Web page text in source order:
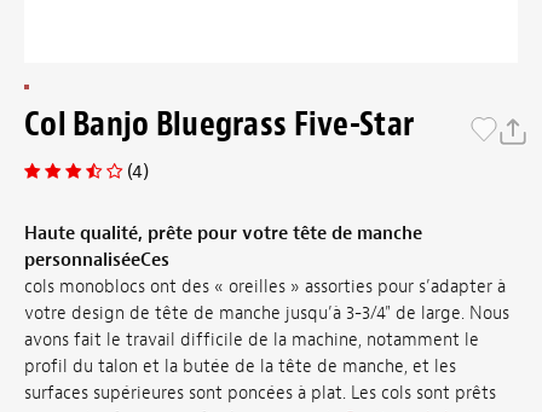
Col Banjo Bluegrass Five-Star
(4)
Haute qualité, prête pour votre tête de manche
personnaliséeCes
cols monoblocs ont des « oreilles » assorties pour s’adapter à
votre design de tête de manche jusqu’à 3-3/4" de large. Nous
avons fait le travail difficile de la machine, notamment le
profil du talon et la butée de la tête de manche, et les
surfaces supérieures sont poncées à plat. Les cols sont prêts